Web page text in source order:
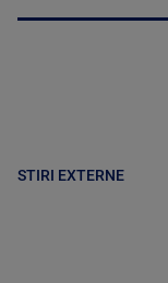
STIRI EXTERNE